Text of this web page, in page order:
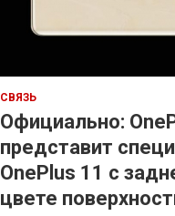
СВЯЗЬ
Официально:
представит
OnePlus 11 с
цвете